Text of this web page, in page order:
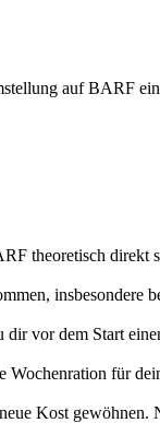
auf BARF
theoretisch
vor dem Start
Wochenration für
Kost